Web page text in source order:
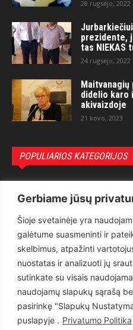
Gerbiame jūsų
Šioje svetainėje yra
galėtume suasmeninti ir
skelbimus, atpažinti
nuostatas ir analizuoti jų
sutinkate su visais
naudojamų slapukų sąrašą
pasirinkę "Slapukų
puslapyje . Privatumo Politika
28 rugsėjo, 2022
prezidente,
tas NIEKAS
24 rugsėjo, 2022
didelio karo
akivaizdoje
21 kovo, 2023
POPULIARIOS KATEGORIJOS
Teisėsauga
Aktualu
Lietuva
Pasaulis
Статьи на русском
Articles in english